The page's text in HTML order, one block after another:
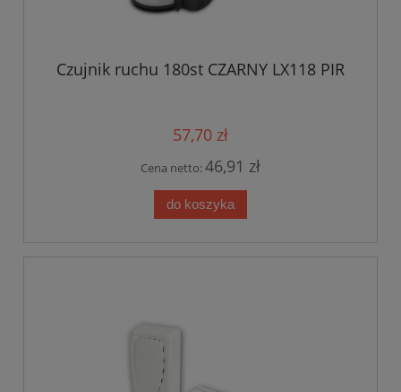
Czujnik ruchu 180st CZARNY LX118 PIR
57,70 zł
Cena netto:46,91 zł
do koszyka